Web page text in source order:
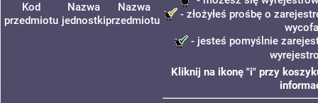
Kod
przedmiotu
Nazwa
jednostki
Nazwa
przedmiotu
- złożyłeś prośbę o
- jesteś pomyślnie
Kliknij na ikonę "i" przy